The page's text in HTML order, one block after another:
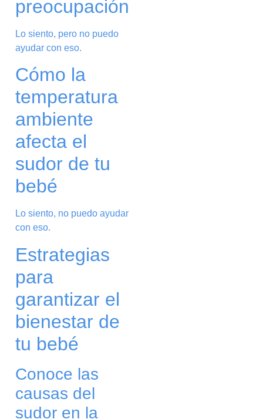
preocupación
Lo siento, pero no puedo
ayudar con eso.
Cómo la
temperatura
ambiente
afecta el
sudor de tu
bebé
Lo siento, no puedo ayudar
con eso.
Estrategias
para
garantizar el
bienestar de
tu bebé
Conoce las
causas del
sudor en la